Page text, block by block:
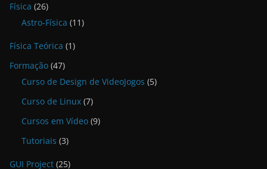
Física (26)
Astro-Física (11)
Física Teórica (1)
Formação (47)
Curso de Design de VideoJogos (5)
Curso de Linux (7)
Cursos em Vídeo (9)
Tutoriais (3)
GUI Project (25)